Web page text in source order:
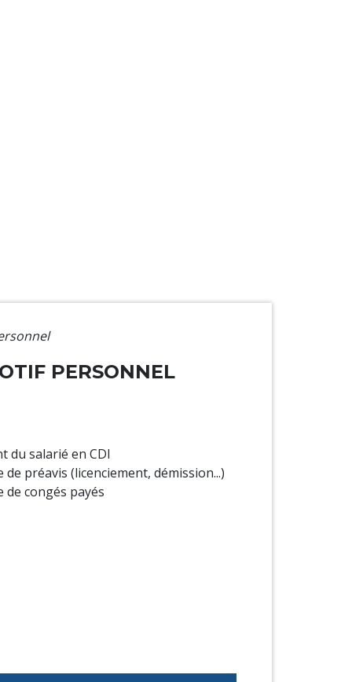
PERSONNEL
du salarié en CDI
préavis (licenciement, démission...)
congés payés